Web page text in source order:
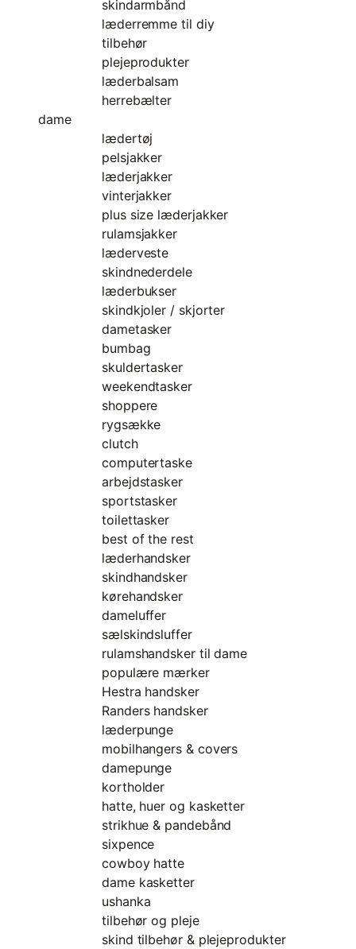
skindarmbånd
læderremme til diy
tilbehør
plejeprodukter
læderbalsam
herrebælter
dame
lædertøj
pelsjakker
læderjakker
vinterjakker
plus size læderjakker
rulamsjakker
læderveste
skindnederdele
læderbukser
skindkjoler / skjorter
dametasker
bumbag
skuldertasker
weekendtasker
shoppere
rygsække
clutch
computertaske
arbejdstasker
sportstasker
toilettasker
best of the rest
læderhandsker
skindhandsker
kørehandsker
dameluffer
sælskindsluffer
rulamshandsker til dame
populære mærker
Hestra handsker
Randers handsker
læderpunge
mobilhangers & covers
damepunge
kortholder
hatte, huer og kasketter
strikhue & pandebånd
sixpence
cowboy hatte
dame kasketter
ushanka
tilbehør og pleje
skind tilbehør & plejeprodukter